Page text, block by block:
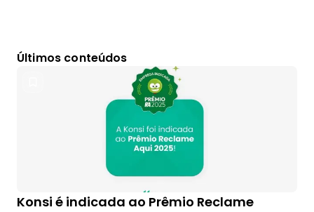
Últimos conteúdos
Konsi é indicada ao Prêmio Reclame